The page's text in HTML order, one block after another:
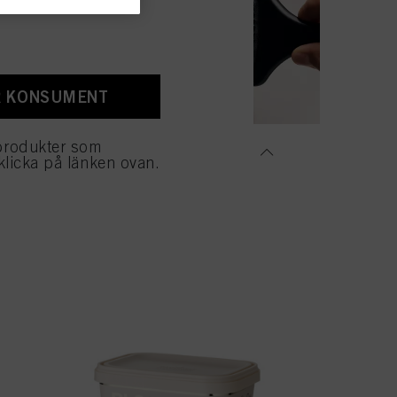
KONSUMENT
som
på länken ovan.
pixlar,
och tillåta dem för ett